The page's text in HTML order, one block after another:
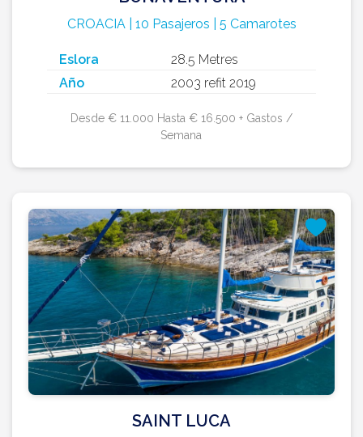
CROACIA | 10 Pasajeros | 5 Camarotes
Eslora
28.5 Metres
Año
2003 refit 2019
Desde € 11.000 Hasta € 16.500 + Gastos /
Semana
SAINT LUCA